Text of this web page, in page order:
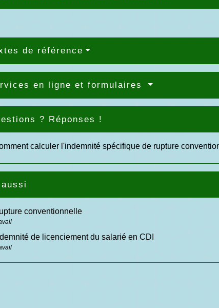
de référence
en ligne et formulaires
? Réponses !
calculer l'indemnité spécifique de rupture
aussi
conventionnelle
de licenciement du salarié en CDI